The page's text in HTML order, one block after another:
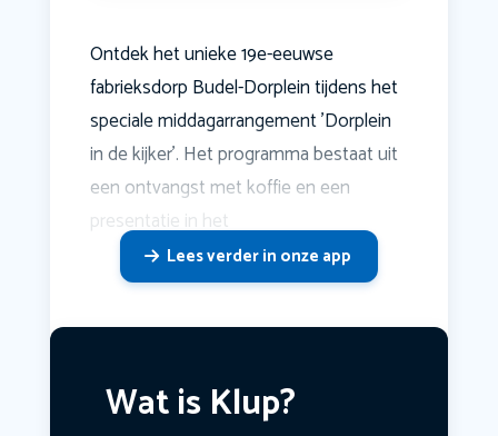
Ontdek het unieke 19e-eeuwse
fabrieksdorp Budel-Dorplein tijdens het
speciale middagarrangement 'Dorplein
in de kijker'. Het programma bestaat uit
een ontvangst met koffie en een
presentatie in het
Lees verder in onze app
Wat is Klup?